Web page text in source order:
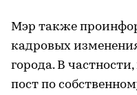
Мэр также
кадровых
города. В
пост по